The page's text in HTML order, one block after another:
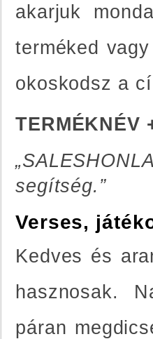
akarjuk
terméked
okoskodsz a
TERMÉKNÉV
segítség.”
Verses,
Kedves és
hasznosak.
páran